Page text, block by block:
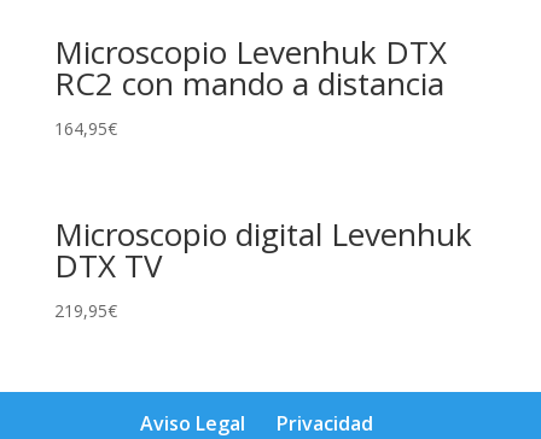
Microscopio Levenhuk DTX
RC2 con mando a distancia
164,95€
Microscopio digital Levenhuk
DTX TV
219,95€
Aviso Legal
Privacidad